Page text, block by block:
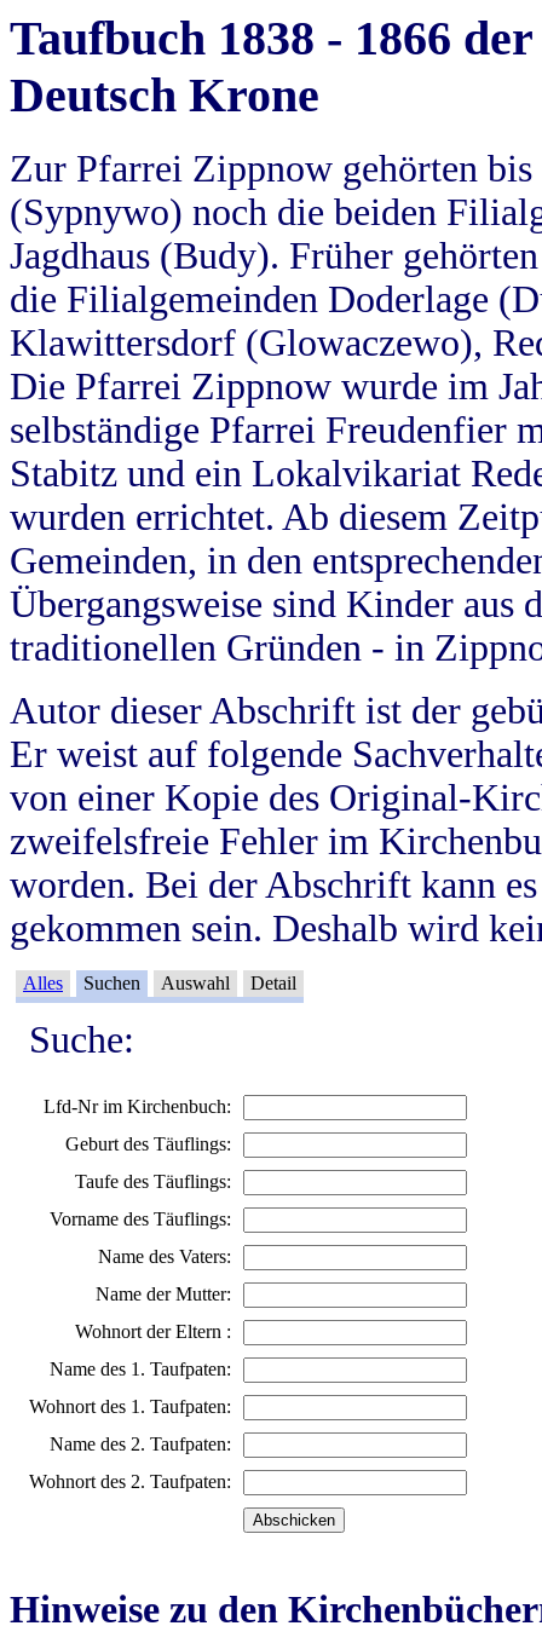
Taufbuch 1838 - 1866
Deutsch Krone
Zur Pfarrei Zippnow gehörten
(Sypnywo) noch die beiden
Jagdhaus (Budy). Früher
die Filialgemeinden Doderlage
Klawittersdorf (Glowaczewo),
Die Pfarrei Zippnow wurde im
selbständige Pfarrei Freudenfier
Stabitz und ein Lokalvikariat
wurden errichtet. Ab diesem
Gemeinden, in den
Übergangsweise sind Kinder aus
traditionellen Gründen - in
Autor dieser Abschrift ist der
Er weist auf folgende
von einer Kopie des Original-
zweifelsfreie Fehler im
worden. Bei der Abschrift kann
gekommen sein. Deshalb wird
Alles Suchen Auswahl Detail
Suche:
Lfd-Nr im Kirchenbuch:
Geburt des Täuflings:
Taufe des Täuflings:
Vorname des Täuflings:
Name des Vaters:
Name der Mutter:
Wohnort der Eltern :
Name des 1. Taufpaten:
Wohnort des 1. Taufpaten:
Name des 2. Taufpaten:
Wohnort des 2. Taufpaten:
Hinweise zu den